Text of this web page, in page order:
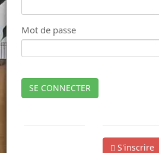
Mot de passe
SE CONNECTER
S'inscrire